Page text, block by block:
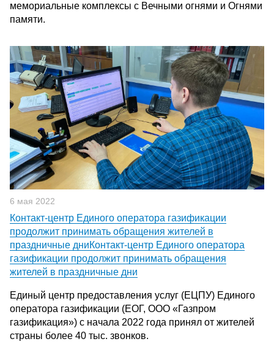
мемориальные комплексы с Вечными огнями и Огнями
памяти.
6 мая 2022
Контакт-центр Единого оператора газификации
продолжит принимать обращения жителей в
праздничные дниКонтакт-центр Единого оператора
газификации продолжит принимать обращения
жителей в праздничные дни
Единый центр предоставления услуг (ЕЦПУ) Единого
оператора газификации (ЕОГ, ООО «Газпром
газификация») с начала 2022 года принял от жителей
страны более 40 тыс. звонков.